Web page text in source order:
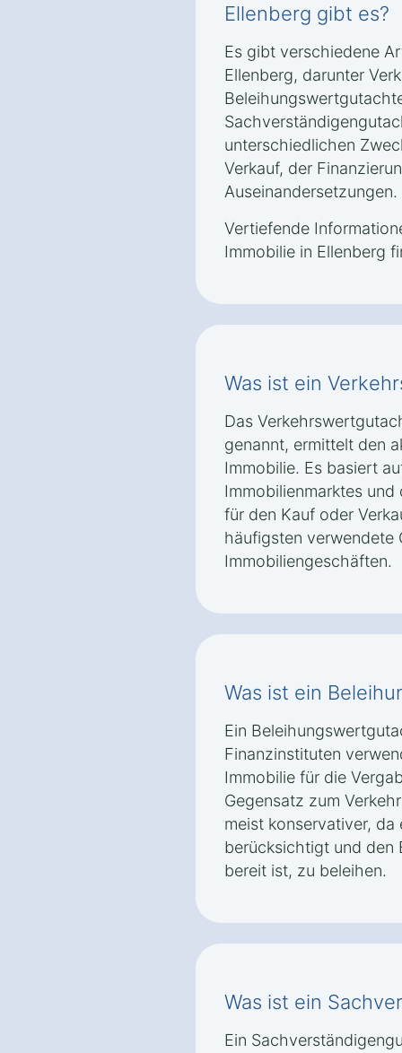
Ellenberg gibt es?
Es gibt verschiedene
Ellenberg, darunter
unterschiedlichen
Verkauf, der
Auseinandersetzungen.
Vertiefende
Immobilie in Ellenberg
Was ist ein
Das
genannt, ermittelt den
Immobilie. Es basiert
Immobilienmarktes
für den Kauf oder
häufigsten verwendete
Immobiliengeschäften.
Was ist ein
Ein
Finanzinstituten
Immobilie für die
Gegensatz zum
meist konservativer, da
berücksichtigt und den
bereit ist, zu beleihen.
Was ist ein
Ein